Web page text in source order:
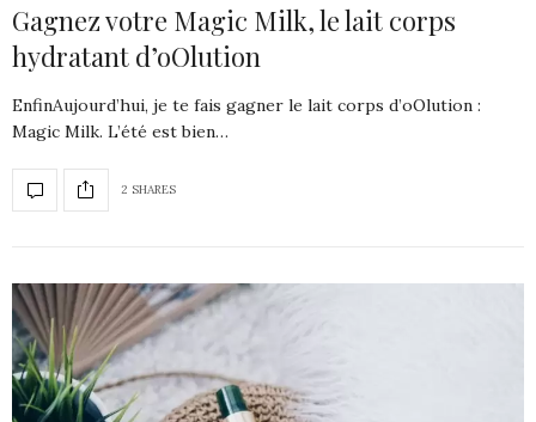
Gagnez votre Magic Milk, le lait corps
hydratant d’oOlution
EnfinAujourd’hui, je te fais gagner le lait corps d’oOlution :
Magic Milk. L’été est bien…
2 SHARES